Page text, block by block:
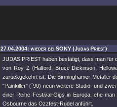
27.04.2004: wieder bei SONY (Judas Priest)
JUDAS PRIEST haben bestätigt, dass man für
von Roy Z (Halford, Bruce Dickinson,
zurückgekehrt ist. Die Birminghamer Metaller
"Painkiller" (´90) neun weitere Studio- und
einer Reihe Festival-Gigs in Europa, ehe
Osbourne das Ozzfest-Rudel anführt.